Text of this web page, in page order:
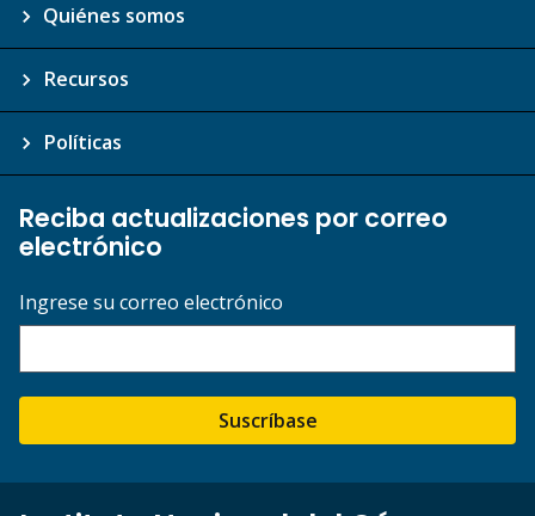
Quiénes somos
Recursos
Políticas
Reciba actualizaciones por correo
electrónico
Ingrese su correo electrónico
Suscríbase